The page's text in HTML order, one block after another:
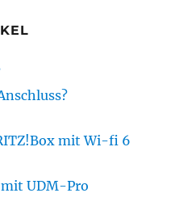
mit Wi-fi 6
mit UDM-Pro